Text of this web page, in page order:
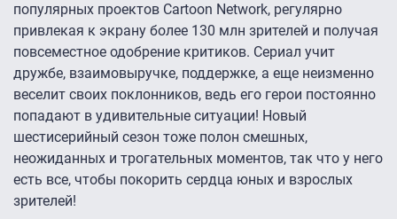
популярных проектов Cartoon Network, регулярно
привлекая к экрану более 130 млн зрителей и получая
повсеместное одобрение критиков. Сериал учит
дружбе, взаимовыручке, поддержке, а еще неизменно
веселит своих поклонников, ведь его герои постоянно
попадают в удивительные ситуации! Новый
шестисерийный сезон тоже полон смешных,
неожиданных и трогательных моментов, так что у него
есть все, чтобы покорить сердца юных и взрослых
зрителей!